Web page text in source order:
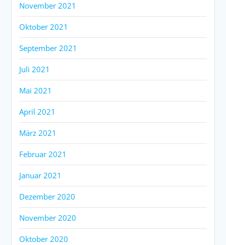
November 2021
Oktober 2021
September 2021
Juli 2021
Mai 2021
April 2021
März 2021
Februar 2021
Januar 2021
Dezember 2020
November 2020
Oktober 2020